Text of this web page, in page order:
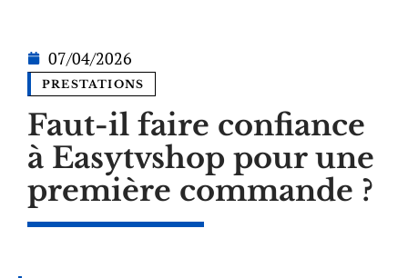
07/04/2026
PRESTATIONS
Faut-il faire confiance
à Easytvshop pour une
première commande ?